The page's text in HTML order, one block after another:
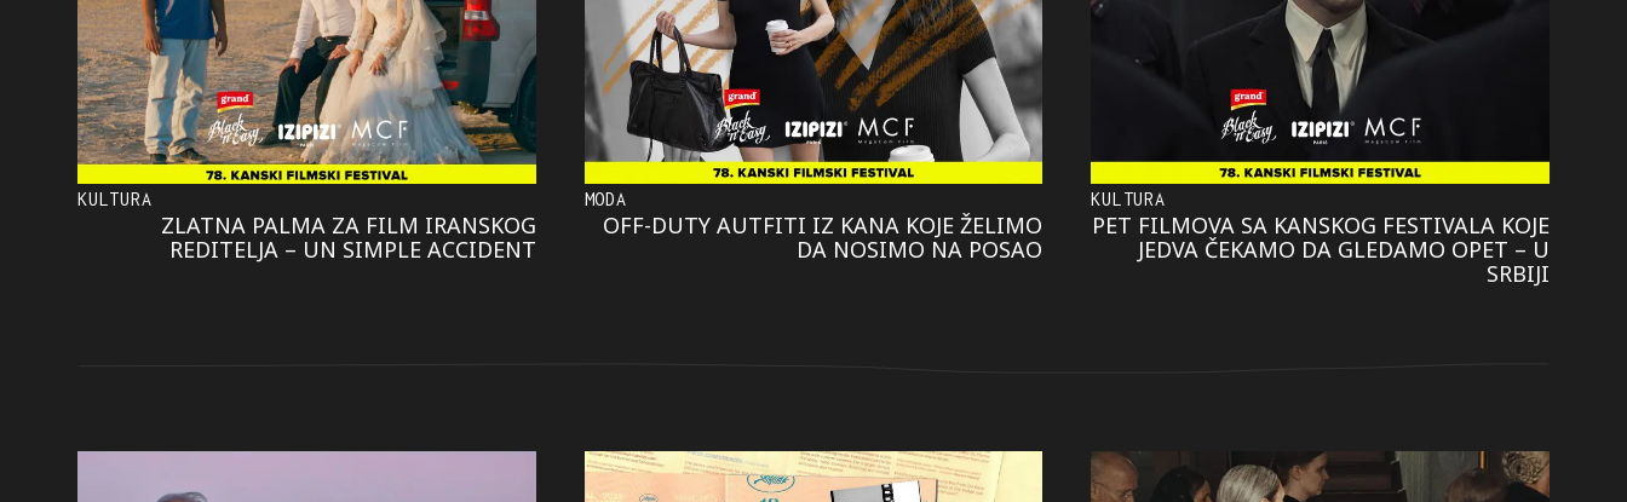
KULTURA
ZLATNA PALMA ZA FILM IRANSKOG
REDITELJA – UN SIMPLE ACCIDENT
MODA
OFF-DUTY AUTFITI IZ KANA KOJE ŽELIMO
DA NOSIMO NA POSAO
KULTURA
PET FILMOVA SA KANSKOG FESTIVALA KOJE
JEDVA ČEKAMO DA GLEDAMO OPET – U
SRBIJI